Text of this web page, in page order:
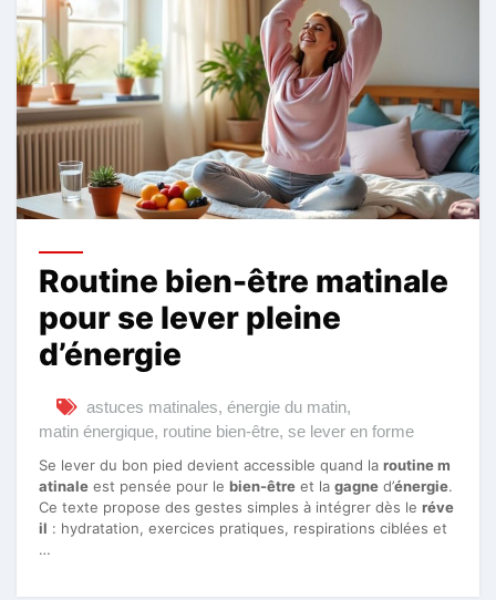
Routine bien-être matinale
pour se lever pleine
d’énergie
astuces matinales, énergie du matin,
matin énergique, routine bien-être, se lever en forme
Se lever du bon pied devient accessible quand la routine m
atinale est pensée pour le bien-être et la gagne d’énergie.
Ce texte propose des gestes simples à intégrer dès le réve
il : hydratation, exercices pratiques, respirations ciblées et
…